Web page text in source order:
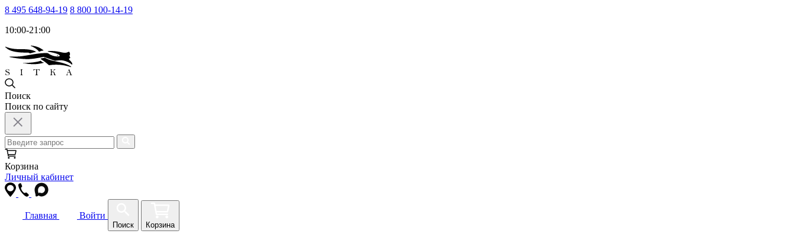
8 495 648-94-19 8 800 100-14-19
10:00-21:00
Поиск
Поиск по сайту
Корзина
Личный кабинет
Главная Войти
Поиск Корзина